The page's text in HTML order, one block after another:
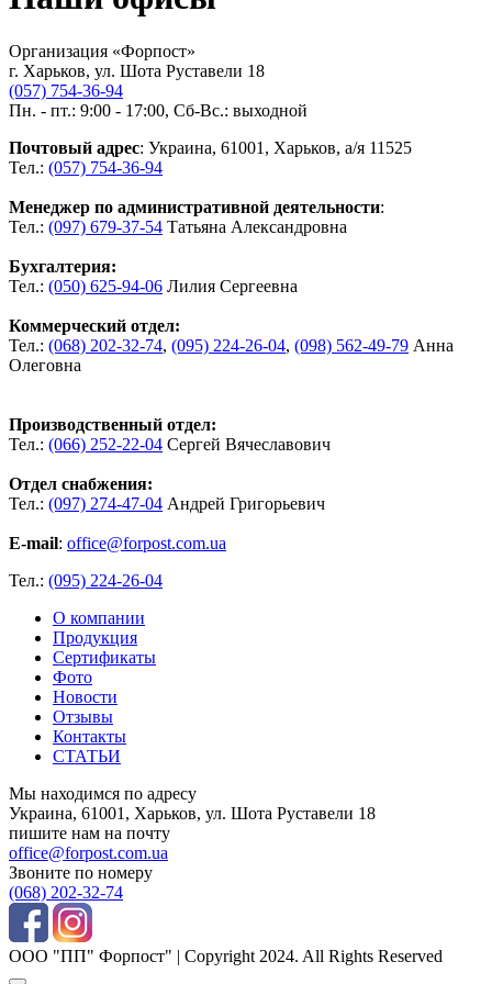
Организация «Форпост»
г. Харьков, ул. Шота Руставели 18
(057) 754-36-94
Пн. - пт.: 9:00 - 17:00, Сб-Вс.: выходной
Почтовый адрес: Украина, 61001, Харьков, а/я 11525
Тел.: (057) 754-36-94
Менеджер по административной деятельности:
Тел.: (097) 679-37-54 Татьяна Александровна
Бухгалтерия:
Тел.: (050) 625-94-06 Лилия Сергеевна
Коммерческий отдел:
Тел.: (068) 202-32-74, (095) 224-26-04, (098) 562-49-79 Анна
Олеговна
Производственный отдел:
Тел.: (066) 252-22-04 Сергей Вячеславович
Отдел снабжения:
Тел.: (097) 274-47-04 Андрей Григорьевич
E-mail: office@forpost.com.ua
Тел.: (095) 224-26-04
О компании
Продукция
Сертификаты
Фото
Новости
Отзывы
Контакты
СТАТЬИ
Мы находимся по адресу
Украина, 61001, Харьков, ул. Шота Руставели 18
пишите нам на почту
office@forpost.com.ua
Звоните по номеру
(068) 202-32-74
ООО "ПП" Форпост" | Copyright 2024. All Rights Reserved